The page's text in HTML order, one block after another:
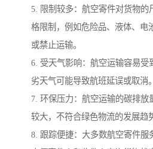
5. 限制较多：航空寄件对货物的
格限制，例如危险品、液体、电
或禁止运输。
6. 受天气影响：航空运输容易受
劣天气可能导致航班延误或取消。
7. 环保压力：航空运输的碳排放
较大，不符合绿色物流的发展趋
8. 跟踪便捷：大多数航空寄件服